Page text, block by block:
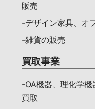
販売
-デザイン家具、オ
-雑貨の販売
買取事業
-OA機器、理化学
買取